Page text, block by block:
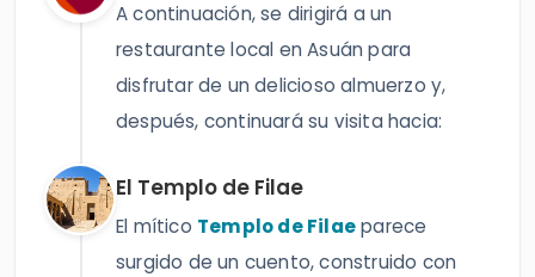
A continuación, se dirigirá a un
restaurante local en Asuán para
disfrutar de un delicioso almuerzo y,
después, continuará su visita hacia:
El Templo de Filae
El mítico Templo de Filaeparece
surgido de un cuento, construido con